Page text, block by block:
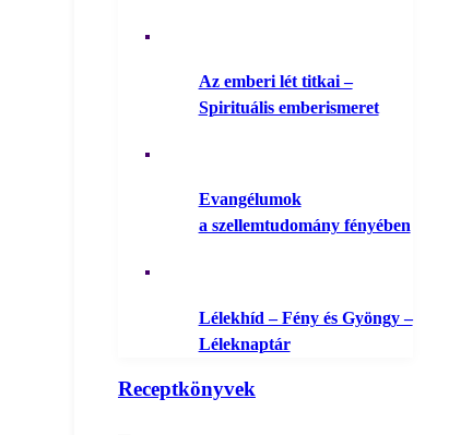
Az emberi lét titkai –
Spirituális emberismeret
Evangélumok
a szellemtudomány fényében
Lélekhíd – Fény és Gyöngy –
Léleknaptár
Receptkönyvek